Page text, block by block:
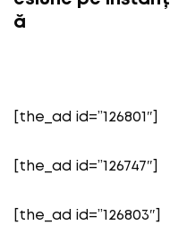
ă
[the_ad id=”126801″]
[the_ad id=”126747″]
[the_ad id=”126803″]